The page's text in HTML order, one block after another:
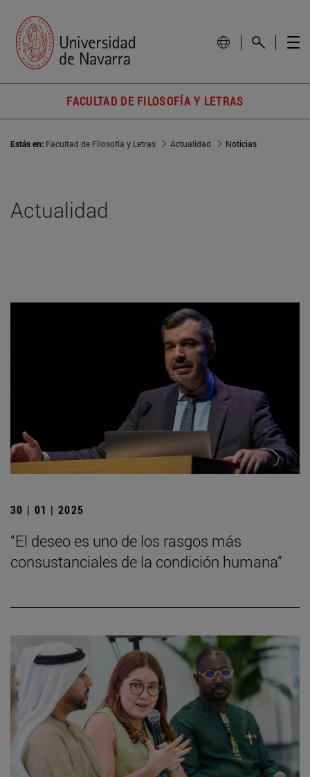
FACULTAD DE FILOSOFÍA Y LETRAS
Estás en: Facultad de Filosofía y Letras Actualidad Noticias
Actualidad
30 | 01 | 2025
“El deseo es uno de los rasgos más
consustanciales de la condición humana”